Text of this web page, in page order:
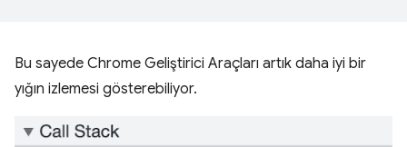
Bu sayede Chrome Geliştirici Araçları artık daha iyi bir
yığın izlemesi gösterebiliyor.